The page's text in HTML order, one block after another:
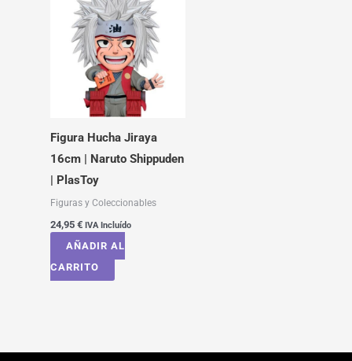
Figura Hucha Jiraya
16cm | Naruto Shippuden
| PlasToy
Figuras y Coleccionables
24,95 € IVA Incluído
AÑADIR AL
CARRITO